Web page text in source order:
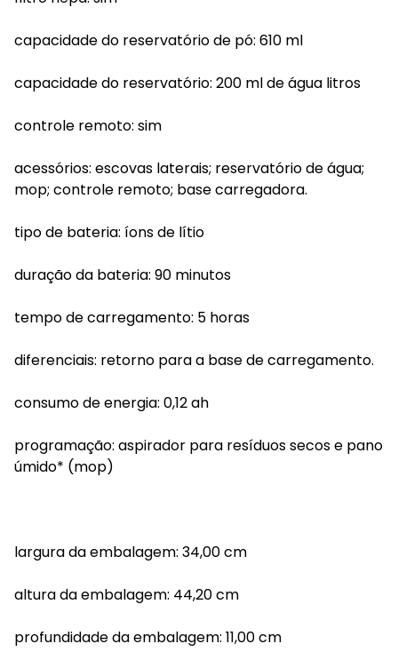
capacidade do reservatório de pó: 610 ml
capacidade do reservatório: 200 ml de água litros
controle remoto: sim
acessórios: escovas laterais; reservatório de água;
mop; controle remoto; base carregadora.
tipo de bateria: íons de lítio
duração da bateria: 90 minutos
tempo de carregamento: 5 horas
diferenciais: retorno para a base de carregamento.
consumo de energia: 0,12 ah
programação: aspirador para resíduos secos e pano
úmido* (mop)
largura da embalagem: 34,00 cm
altura da embalagem: 44,20 cm
profundidade da embalagem: 11,00 cm